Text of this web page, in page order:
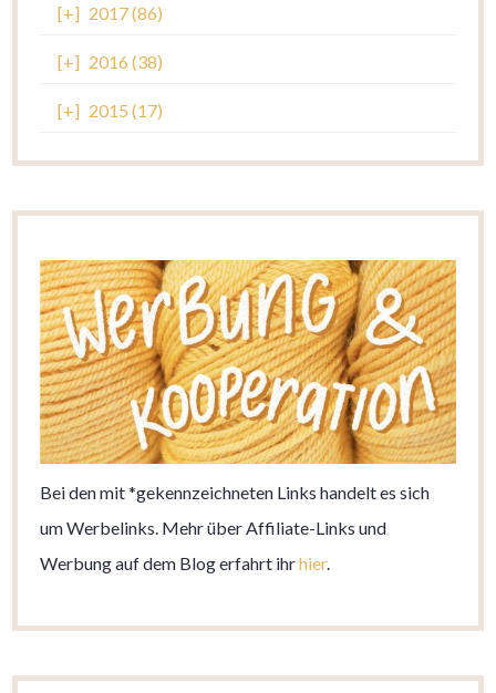
[+] 2017 (86)
[+] 2016 (38)
[+] 2015 (17)
Bei den mit *gekennzeichneten Links handelt es sich
um Werbelinks. Mehr über Affiliate-Links und
Werbung auf dem Blog erfahrt ihrhier.